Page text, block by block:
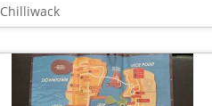
Chilliwack